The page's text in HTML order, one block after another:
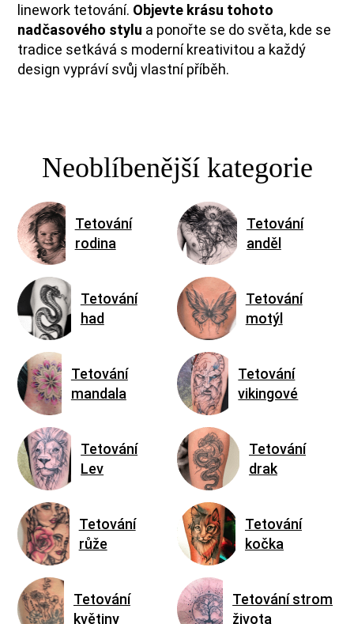
linework tetování. Objevte krásu tohoto
nadčasového stylu a ponořte se do světa, kde se
tradice setkává s moderní kreativitou a každý
design vypráví svůj vlastní příběh.
Neoblíbenější kategorie
Tetování
rodina
Tetování
had
Tetování
mandala
Tetování
Lev
Tetování
růže
Tetování
květiny
Tetování
anděl
Tetování
motýl
Tetování
vikingové
Tetování
drak
Tetování
kočka
Tetování strom
života